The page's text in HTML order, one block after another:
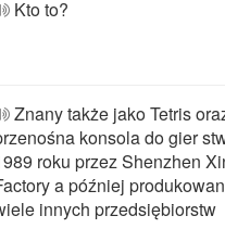
Kto to?
Znany także jako Tetris
konsola do gier
roku przez Shenzhen
a później
innych przedsiębiorstw